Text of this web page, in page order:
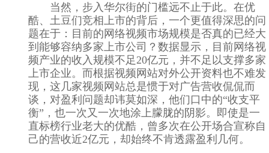
当然，步入华尔街的门槛远不止于此。在优
酷、土豆们竞相上市的背后，一个更值得深思的问
题在于：目前的网络视频市场规模是否真的已经大
到能够容纳多家上市公司？数据显示，目前网络视
频产业的收入规模不足20亿元，并不足以支撑多家
上市企业。而根据视频网站对外公开资料也不难发
现，这几家视频网站总是惯于对广告营收侃侃而
谈，对盈利问题却讳莫如深，他们口中的“收支平
衡”，也一次又一次地涂上朦胧的阴影。即使是一
直标榜行业老大的优酷，曾多次在公开场合宣称自
己的营收近2亿元，却始终不肯透露盈利几何。